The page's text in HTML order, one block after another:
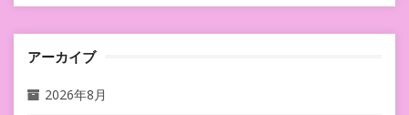
アーカイブ
2026年8月